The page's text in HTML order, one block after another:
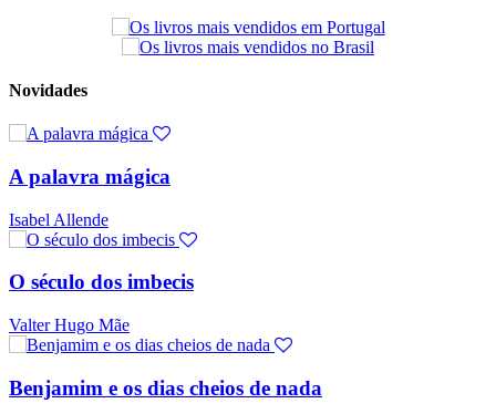
Novidades
A palavra mágica
Isabel Allende
O século dos imbecis
Valter Hugo Mãe
Benjamim e os dias cheios de nada